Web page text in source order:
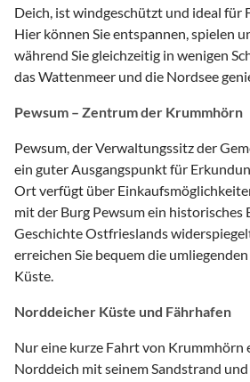
Deich, ist windgeschützt und ideal für
Hier können Sie entspannen, spielen
während Sie gleichzeitig in wenigen
das Wattenmeer und die Nordsee
Pewsum – Zentrum der Krummhörn
Pewsum, der Verwaltungssitz der
ein guter Ausgangspunkt für
Ort verfügt über
mit der Burg Pewsum ein historisches
Geschichte Ostfrieslands
erreichen Sie bequem die
Küste.
Norddeicher Küste und Fährhafen
Nur eine kurze Fahrt von
Norddeich mit seinem Sandstrand